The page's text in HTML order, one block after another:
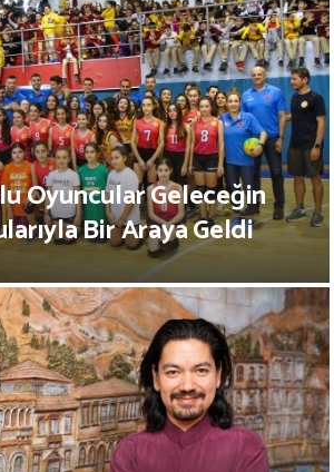
Oyuncular Geleceğin
Bir Araya Geldi